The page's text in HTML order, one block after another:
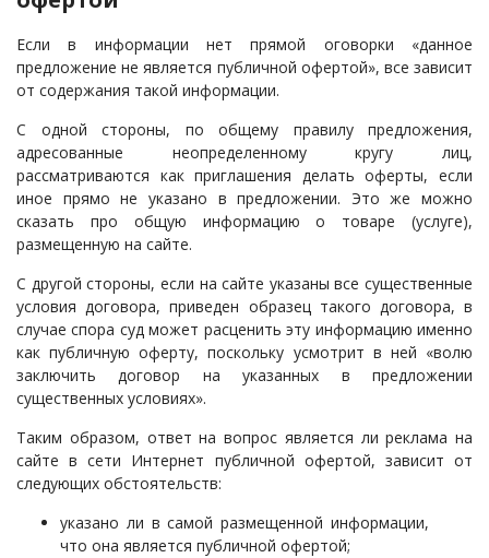
Если в информации нет прямой оговорки «данное
предложение не является публичной офертой», все зависит
от содержания такой информации.
С одной стороны, по общему правилу предложения,
адресованные неопределенному кругу лиц,
рассматриваются как приглашения делать оферты, если
иное прямо не указано в предложении. Это же можно
сказать про общую информацию о товаре (услуге),
размещенную на сайте.
С другой стороны, если на сайте указаны все существенные
условия договора, приведен образец такого договора, в
случае спора суд может расценить эту информацию именно
как публичную оферту, поскольку усмотрит в ней «волю
заключить договор на указанных в предложении
существенных условиях».
Таким образом, ответ на вопрос является ли реклама на
сайте в сети Интернет публичной офертой, зависит от
следующих обстоятельств:
указано ли в самой размещенной информации,
что она является публичной офертой;